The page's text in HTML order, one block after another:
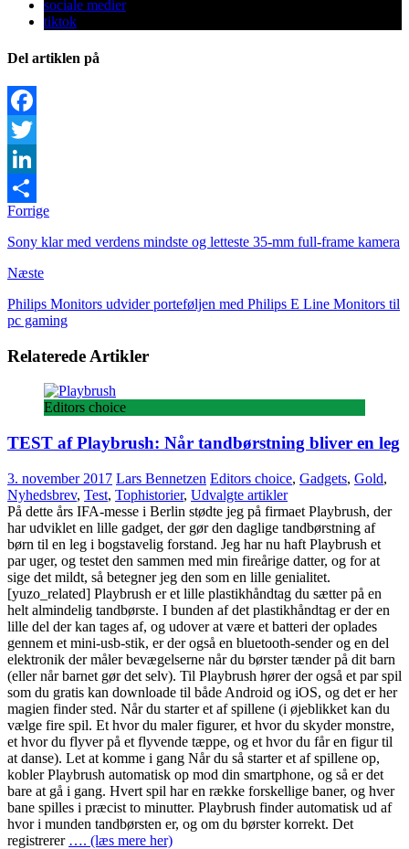
sociale medier
tiktok
Del artiklen på
Facebook
Twitter
LinkedIn
Share
Forrige
Sony klar med verdens mindste og letteste 35-mm full-frame kamera
Næste
Philips Monitors udvider porteføljen med Philips E Line Monitors til
pc gaming
Relaterede Artikler
Editors choice
TEST af Playbrush: Når tandbørstning bliver en leg
3. november 2017 Lars Bennetzen Editors choice, Gadgets, Gold,
Nyhedsbrev, Test, Tophistorier, Udvalgte artikler
På dette års IFA-messe i Berlin stødte jeg på firmaet Playbrush, der
har udviklet en lille gadget, der gør den daglige tandbørstning af
børn til en leg i bogstavelig forstand. Jeg har nu haft Playbrush et
par uger, og testet den sammen med min fireårige datter, og for at
sige det mildt, så betegner jeg den som en lille genialitet.
[yuzo_related] Playbrush er et lille plastikhåndtag du sætter på en
helt almindelig tandbørste. I bunden af det plastikhåndtag er der en
lille del der kan tages af, og udover at være et batteri der oplades
gennem et mini-usb-stik, er der også en bluetooth-sender og en del
elektronik der måler bevægelserne når du børster tænder på dit barn
(eller når barnet gør det selv). Til Playbrush hører der også et par spil
som du gratis kan downloade til både Android og iOS, og det er her
magien finder sted. Når du starter et af spillene (i øjeblikket kan du
vælge fire spil. Et hvor du maler figurer, et hvor du skyder monstre,
et hvor du flyver på et flyvende tæppe, og et hvor du får en figur til
at danse). Let at komme i gang Når du så starter et af spillene op,
kobler Playbrush automatisk op mod din smartphone, og så er det
bare at gå i gang. Hvert spil har en række forskellige baner, og hver
bane spilles i præcist to minutter. Playbrush finder automatisk ud af
hvor i munden tandbørsten er, og om du børster korrekt. Det
registrerer …. (læs mere her)